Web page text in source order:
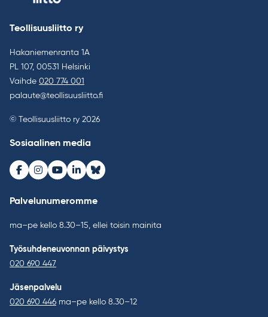
Teollisuusliitto ry
Hakaniemenranta 1A
PL 107, 00531 Helsinki
Vaihde 020 774 001
palaute@teollisuusliitto.fi
© Teollisuusliitto ry 2026
Sosiaalinen media
Facebook
Instagram
Youtube
LinkedInBluesky
Palvelunumeromme
ma–pe kello 8.30–15, ellei toisin mainita
Työsuhdeneuvonnan päivystys
020 690 447
Jäsenpalvelu
020 690 446 ma–pe kello 8.30–12